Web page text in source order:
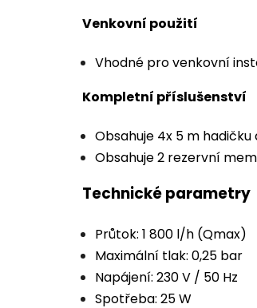
Venkovní použití
Vhodné pro venkovní
Kompletní příslušenství
Obsahuje 4x 5 m
Obsahuje 2 rezervní
Technické parametry
Průtok: 1 800 l/h (Qmax)
Maximální tlak: 0,25 bar
Napájení: 230 V / 50 Hz
Spotřeba: 25 W